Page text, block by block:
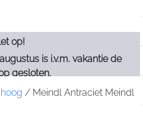
op!
is i.v.m. vakantie de
gesloten.
/ Meindl Antraciet Meindl